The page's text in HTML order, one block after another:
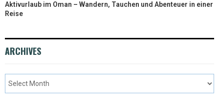
Aktivurlaub im Oman – Wandern, Tauchen und Abenteuer in einer
Reise
ARCHIVES